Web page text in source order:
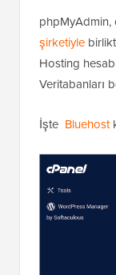
phpMyAdmin,
şirketiyle
Hosting
Veritabanları
İşte Bluehost